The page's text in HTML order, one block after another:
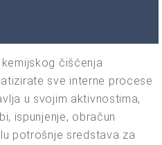
čišćenja
sve interne procese
u svojim aktivnostima,
ispunjenje, obračun
potrošnje sredstava za